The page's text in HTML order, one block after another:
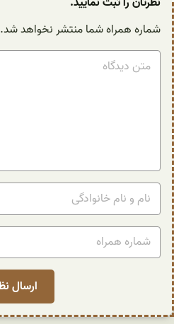
شماره همراه شما منتشر نخواهد شد.